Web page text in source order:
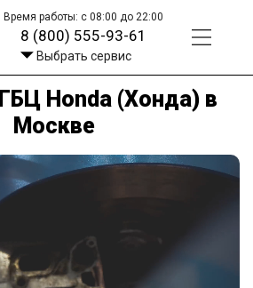
Время работы: с 08:00 до 22:00
8 (800) 555-93-61
Выбрать сервис
Honda (Хонда) в
Москве